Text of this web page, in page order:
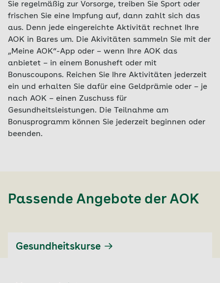
Sie regelmäßig zur Vorsorge, treiben Sie Sport oder
frischen Sie eine Impfung auf, dann zahlt sich das
aus. Denn jede eingereichte Aktivität rechnet Ihre
AOK in Bares um. Die Akivitäten sammeln Sie mit der
„Meine AOK“-App oder – wenn Ihre AOK das
anbietet – in einem Bonusheft oder mit
Bonuscoupons. Reichen Sie Ihre Aktivitäten jederzeit
ein und erhalten Sie dafür eine Geldprämie oder – je
nach AOK – einen Zuschuss für
Gesundheitsleistungen. Die Teilnahme am
Bonusprogramm können Sie jederzeit beginnen oder
beenden.
Passende Angebote der AOK
Gesundheitskurse